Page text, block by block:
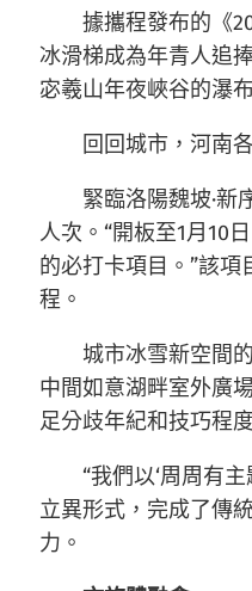
據攜程發布的《
冰滑梯成為年青人追
宓羲山年夜峽谷的瀑
回回城市，河南
緊臨洛陽魏坡·新
人次。“開板至1月10日
的必打卡項目。”該
程。
城市冰雪新空間
中間如意湖畔室外廣
足分歧年紀和技巧程
“我們以‘周周有
立異形式，完成了傳
力。